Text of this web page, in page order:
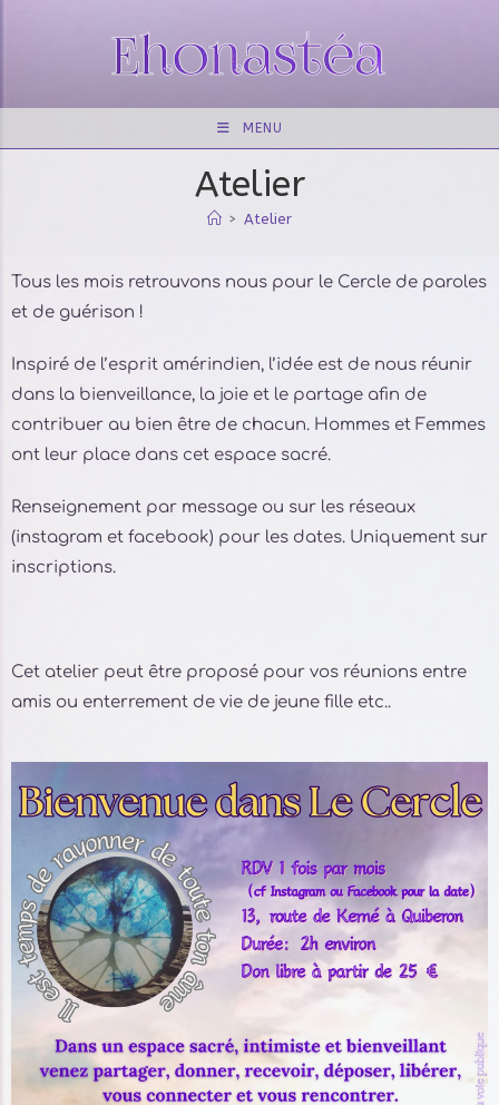
MENU
Atelier
> Atelier
Tous les mois retrouvons nous pour le Cercle de paroles
et de guérison !
Inspiré de l’esprit amérindien, l’idée est de nous réunir
dans la bienveillance, la joie et le partage afin de
contribuer au bien être de chacun. Hommes et Femmes
ont leur place dans cet espace sacré.
Renseignement par message ou sur les réseaux
(instagram et facebook) pour les dates. Uniquement sur
inscriptions.
Cet atelier peut être proposé pour vos réunions entre
amis ou enterrement de vie de jeune fille etc..